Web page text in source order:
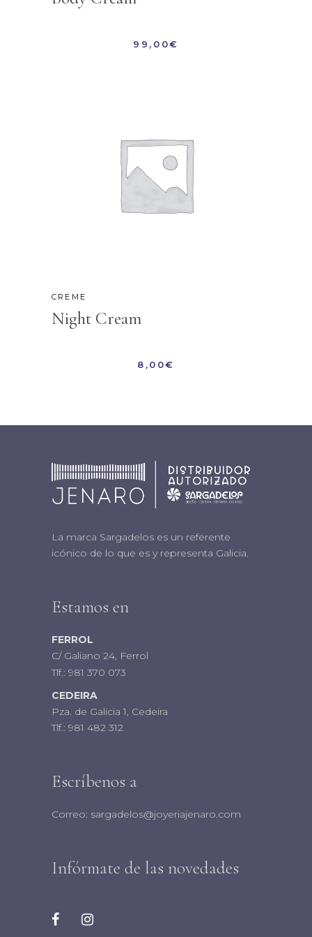
99,00€
CREME
Night Cream
8,00€
La marca Sargadelos es un referente
icónico de lo que es y representa Galicia.
Estamos en
FERROL
C/ Galiano 24, Ferrol
Tlf.: 981 370 073
CEDEIRA
Pza. de Galicia 1, Cedeira
Tlf.: 981 482 312
Escríbenos a
Correo: sargadelos@joyeriajenaro.com
Infórmate de las novedades